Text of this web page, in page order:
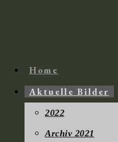
Home
Aktuelle Bilder
2022
Archiv 2021